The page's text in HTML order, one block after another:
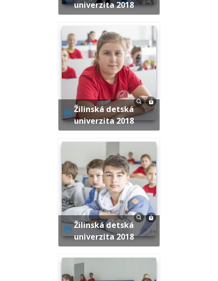
univerzita 2018
Žilinská detská
univerzita 2018
Žilinská detská
univerzita 2018